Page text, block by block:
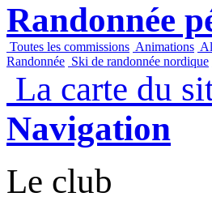
Randonnée
Toutes les commissions Animations
Randonnée Ski de randonnée nordique
La carte du
Navigation
Le club